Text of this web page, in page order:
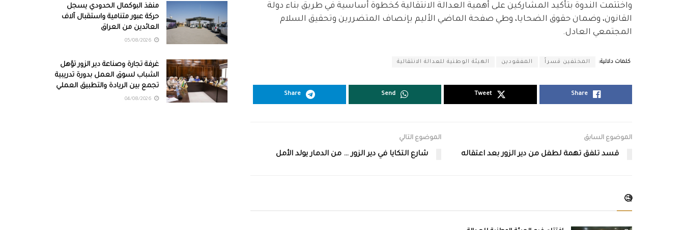
واختتمت الندوة بتأكيد المشاركين على أهمية العدالة الانتقالية كخطوة أساسية في طريق بناء دولة
القانون، وضمان حقوق الضحايا، وطي صفحة الماضي الأليم بإنصاف المتضررين وتحقيق السلام
المجتمعي العادل.
كلمات دلالية: المختفين قسراً المفقودين الهيئة الوطنية للعدالة الانتقالية
Share
Tweet
Send
Share
الموضوع السابق
قسد تلفق تهمة لطفل من دير الزور بعد اعتقاله
الموضوع التالي
شارع التكايا في دير الزور … من الدمار يولد الأمل
🧐
منفذ البوكمال الحدودي يسجل
حركة عبور متنامية واستقبال آلاف
العائدين من العراق
غرفة تجارة وصناعة دير الزور تؤهل
الشباب لسوق العمل بدورة تدريبية
تجمع بين الريادة والتطبيق العملي